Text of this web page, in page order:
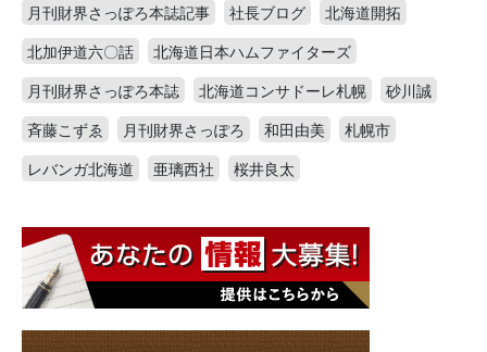
月刊財界さっぽろ本誌記事 社長ブログ
北海道開拓
北加伊道六〇話
北海道日本ハムファイターズ
月刊財界さっぽろ本誌
北海道コンサドーレ札幌
砂川誠
斉藤こずゑ
月刊財界さっぽろ 和田由美
札幌市
レバンガ北海道
亜璃西社 桜井良太